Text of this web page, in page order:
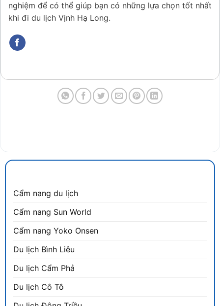
nghiệm để có thể giúp bạn có những lựa chọn tốt nhất
khi đi du lịch Vịnh Hạ Long.
Cẩm nang du lịch
Cẩm nang Sun World
Cẩm nang Yoko Onsen
Du lịch Bình Liêu
Du lịch Cẩm Phả
Du lịch Cô Tô